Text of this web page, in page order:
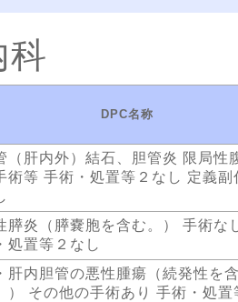
科
DPC名称
（肝内外）結石、胆管炎 限局性
術等 手術・処置等２なし 定義副
膵炎（膵嚢胞を含む。） 手術な
処置等２なし
肝内胆管の悪性腫瘍（続発性を
） その他の手術あり 手術・処置